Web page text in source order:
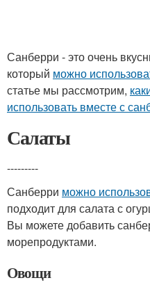
Санберри - это очень
который можно
статье мы рассмотрим,
использовать вместе с
Салаты
---------
Санберри можно
подходит для салата с
Вы можете добавить
морепродуктами.
Овощи